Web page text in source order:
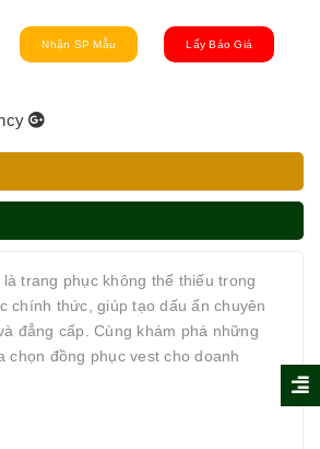
Nhận SP Mẫu Lấy Báo Giá
trang phục không thể thiếu trong
chính thức, giúp tạo dấu ấn chuyên
đẳng cấp. Cùng khám phá những
chọn đồng phục vest cho doanh